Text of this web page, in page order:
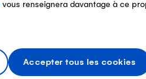
vous renseignera davantage à ce
Accepter tous les cookies